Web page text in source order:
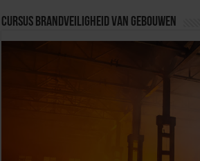
Cursus Brandveiligheid van Gebouwen